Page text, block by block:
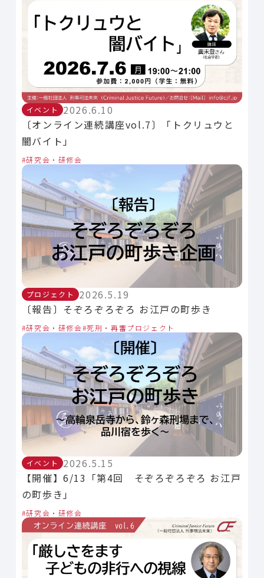
イベント
2026.6.10
〔オンライン連続講座vol.7〕「トクリュウと
闇バイト」
研究会・研修会
プロジェクト
2026.5.19
〔報告〕そぞろぞろぞろ お江戸の町歩き
研究会・研修会 死刑・再審プロジェクト
イベント
2026.5.15
【開催】6/13「第4回 そぞろぞろぞろ お江戸
の町歩き」
研究会・研修会